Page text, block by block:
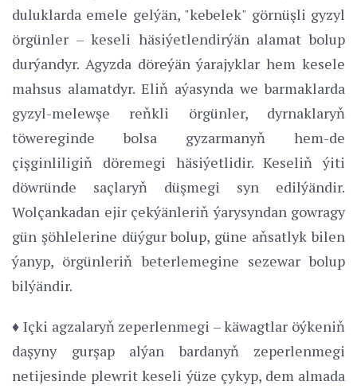
duluklarda emele gelýän, "kebelek" görnüşli gyzyl
örgünler – keseli häsiýetlendirýän alamat bolup
durýandyr. Agyzda döreýän ýarajyklar hem kesele
mahsus alamatdyr. Eliň aýasynda we barmaklarda
gyzyl-melewşe reňkli örgünler, dyrnaklaryň
töwereginde bolsa gyzarmanyň hem-de
çişginliligiň döremegi häsiýetlidir. Keseliň ýiti
döwründe saçlaryň düşmegi syn edilýändir.
Wolçankadan ejir çekýänleriň ýarysyndan gowragy
gün şöhlelerine düýgur bolup, güne aňsatlyk bilen
ýanyp, örgünleriň beterlemegine sezewar bolup
bilýändir.
♦ Içki agzalaryň zeperlenmegi – käwagtlar öýkeniň
daşyny gurşap alýan bardanyň zeperlenmegi
netijesinde plewrit keseli ýüze çykyp, dem almada